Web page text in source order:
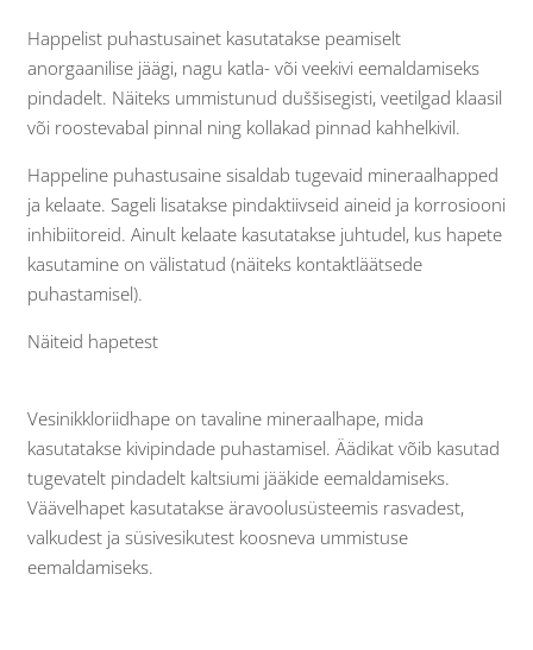
Happelist puhastusainet kasutatakse peamiselt
anorgaanilise jäägi, nagu katla- või veekivi eemaldamiseks
pindadelt. Näiteks ummistunud duššisegisti, veetilgad klaasil
või roostevabal pinnal ning kollakad pinnad kahhelkivil.
Happeline puhastusaine sisaldab tugevaid mineraalhapped
ja kelaate. Sageli lisatakse pindaktiivseid aineid ja korrosiooni
inhibiitoreid. Ainult kelaate kasutatakse juhtudel, kus hapete
kasutamine on välistatud (näiteks kontaktläätsede
puhastamisel).
Näiteid hapetest
Vesinikkloriidhape on tavaline mineraalhape, mida
kasutatakse kivipindade puhastamisel. Äädikat võib kasutad
tugevatelt pindadelt kaltsiumi jääkide eemaldamiseks.
Väävelhapet kasutatakse äravoolusüsteemis rasvadest,
valkudest ja süsivesikutest koosneva ummistuse
eemaldamiseks.